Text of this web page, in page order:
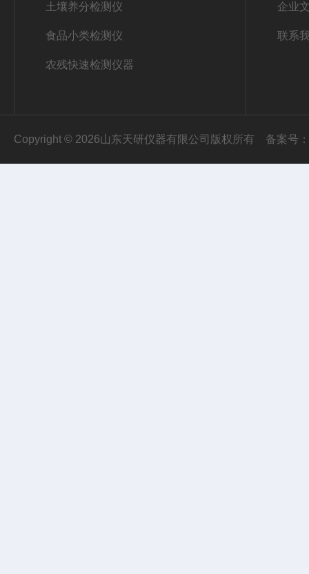
土壤养分检测仪
食品小类检测仪
农残快速检测仪器
企业
联系
Copyright © 2026山东天研仪器有限公司版权所有 备案号